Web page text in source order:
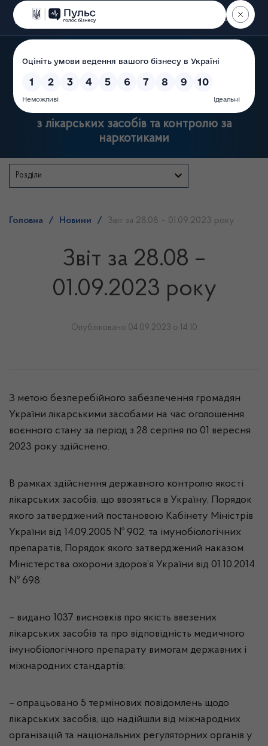
Пошук
Державна служба України
з лікарських засобів та контролю за
наркотиками
Розділи
Головна / Новини / Звіт за 28.08 – 01.09.2023 року
Звіт за 28.08 –
01.09.2023 року
Опубліковано 04.09.2023 о 14:10
З метою безперебійного забезпечення громадян
України лікарськими засобами на час оголошення
воєнного стану за період з 28 серпня по 01 вересня
2023 року здійснено.
В рамках здійснення державного контролю якості
лікарських засобів, що ввозяться в Україну, Порядок
якого затверджений постановою Кабінету Міністрів
України від 14.09.2005 № 902, та імунобіологічних
препаратів, Порядок якого затверджений наказом
Міністерства охорони здоров’я України від 01.10.2014
№ 698:
– видано 1037 висновків про якість ввезених
лікарських засобів та про відповідність медичного
імунобіологічного препарату вимогам державних і
міжнародних стандартів;
– опрацьовано 5 термінових повідомлень щодо
лікарських засобів, що надійшли від міжнародних
організацій та національних регуляторних органів у